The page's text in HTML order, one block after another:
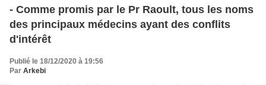
- Comme promis par le Pr Raoult, tous les noms
des principaux médecins ayant des conflits
d'intérêt
Publié le 18/12/2020 à 19:56
Par Arkebi